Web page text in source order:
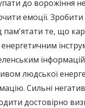
до ворожіння
емоції.
пам'ятати те, що
людської
Сильні
достовірно